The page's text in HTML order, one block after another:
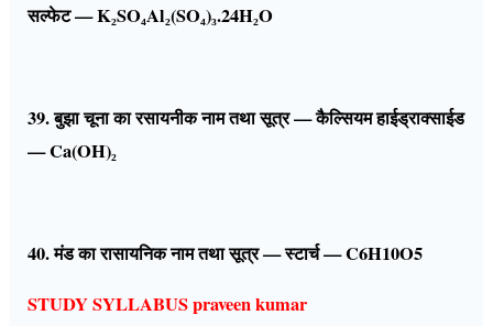
सल्फेट — K₂SO₄Al₂(SO₄)₃.24H₂O
39. बुझा चूना का रसायनीक नाम तथा सूत्र — कैल्सियम हाईड्राक्साईड
— Ca(OH)₂
40. मंड का रासायनिक नाम तथा सूत्र — स्टार्च — C6H10O5
STUDY SYLLABUS praveen kumar